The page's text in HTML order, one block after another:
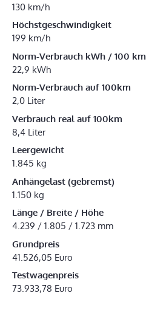
130 km/h
Höchstgeschwindigkeit
199 km/h
Norm-Verbrauch kWh / 100 km
22,9 kWh
Norm-Verbrauch auf 100km
2,0 Liter
Verbrauch real auf 100km
8,4 Liter
Leergewicht
1.845 kg
Anhängelast (gebremst)
1.150 kg
Länge / Breite / Höhe
4.239 / 1.805 / 1.723 mm
Grundpreis
41.526,05 Euro
Testwagenpreis
73.933,78 Euro